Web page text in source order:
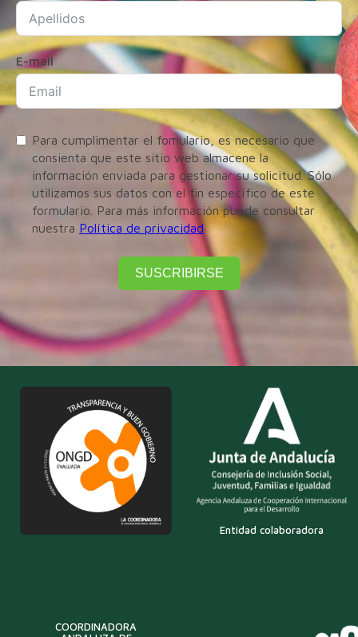
E-mail
Para cumplimentar el fomulario, es necesario que
consienta que este sitio web almacene la
información enviada para gestionar su solicitud. Sólo
utilizamos sus datos con el fin específico de este
formulario. Para más información puede consultar
nuestra Política de privacidad
SUSCRIBIRSE
Entidad colaboradora
COORDINADORA